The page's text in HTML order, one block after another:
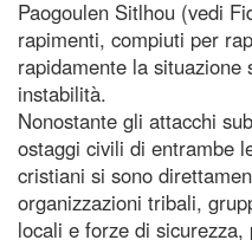
Paogoulen Sitlhou (vedi
rapimenti, compiuti per
rapidamente la
instabilità.
Nonostante gli attacchi
ostaggi civili di entrambe
cristiani si sono
organizzazioni tribali,
locali e forze di